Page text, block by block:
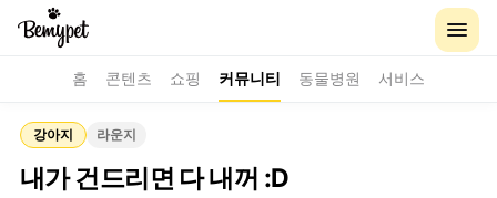
홈 콘텐츠 쇼핑 커뮤니티 동물병원 서비스
강아지 라운지
내가 건드리면 다 내꺼 :D